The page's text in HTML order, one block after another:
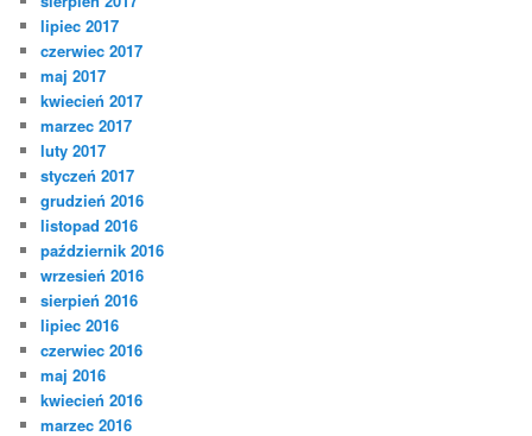
lipiec 2017
czerwiec 2017
maj 2017
kwiecień 2017
marzec 2017
luty 2017
styczeń 2017
grudzień 2016
listopad 2016
październik 2016
wrzesień 2016
sierpień 2016
lipiec 2016
czerwiec 2016
maj 2016
kwiecień 2016
marzec 2016